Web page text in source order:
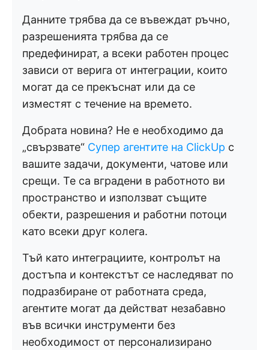
Данните трябва да се въвеждат ръчно,
разрешенията трябва да се
предефинират, а всеки работен процес
зависи от верига от интеграции, които
могат да се прекъснат или да се
изместят с течение на времето.
Добрата новина? Не е необходимо да
„свързвате“ Супер агентите на ClickUp с
вашите задачи, документи, чатове или
срещи. Те са вградени в работното ви
пространство и използват същите
обекти, разрешения и работни потоци
като всеки друг колега.
Тъй като интеграциите, контролът на
достъпа и контекстът се наследяват по
подразбиране от работната среда,
агентите могат да действат незабавно
във всички инструменти без
необходимост от персонализирано